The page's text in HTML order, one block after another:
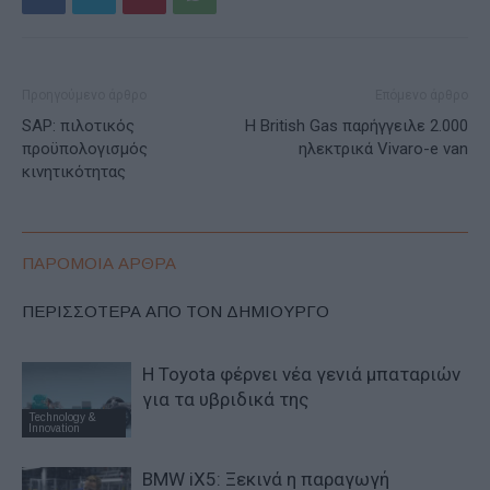
SAP: πιλοτικός
προϋπολογισμός
κινητικότητας
Η British Gas παρήγγειλε 2.000
ηλεκτρικά Vivaro-e van
ΠΑΡΟΜΟΙΑ ΑΡΘΡΑ
ΠΕΡΙΣΣΟΤΕΡΑ ΑΠΟ ΤΟΝ ΔΗΜΙΟΥΡΓΟ
Technology &
Innovation
Η Toyota φέρνει νέα γενιά μπαταριών
για τα υβριδικά της
BMW iX5: Ξεκινά η παραγωγή